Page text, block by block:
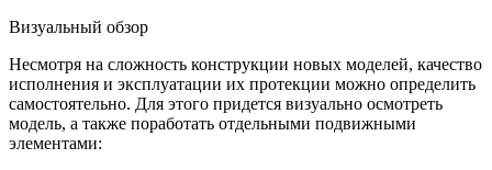
Визуальный обзор
Несмотря на сложность конструкции новых моделей, качество
исполнения и эксплуатации их протекции можно определить
самостоятельно. Для этого придется визуально осмотреть
модель, а также поработать отдельными подвижными
элементами: